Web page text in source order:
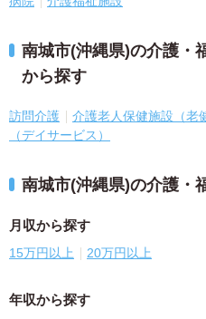
南城市(沖縄県)の介護・
から探す
訪問介護 介護老人保健施設（老
（デイサービス）
南城市(沖縄県)の介護・
月収から探す
15万円以上 20万円以上
年収から探す